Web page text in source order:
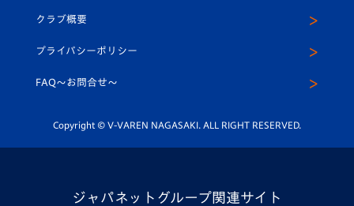
平和祈念活動
ホームタウン活動
スクール
ヴィヴィくんインスタグラム
公式LINE＠
クラブ概要
プライバシーポリシー
FAQ〜お問合せ〜
Copyright © V-VAREN NAGASAKI. ALL RIGHT RESERVED.
ジャパネットグループ関連サイト